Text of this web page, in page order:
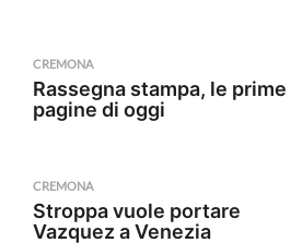
CREMONA
Rassegna stampa, le prime
pagine di oggi
CREMONA
Stroppa vuole portare
Vazquez a Venezia